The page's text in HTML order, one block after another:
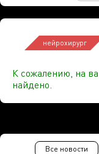
нейрохирург
К сожалению, на
найдено.
Все новости